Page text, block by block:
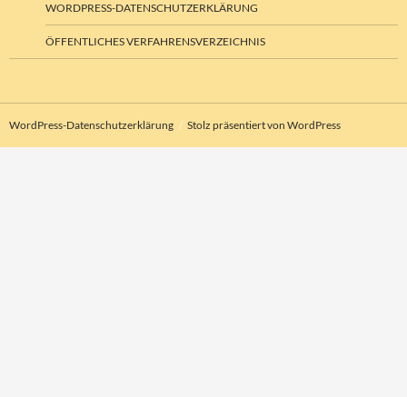
WORDPRESS-DATENSCHUTZERKLÄRUNG
ÖFFENTLICHES VERFAHRENSVERZEICHNIS
WordPress-Datenschutzerklärung Stolz präsentiert von WordPress